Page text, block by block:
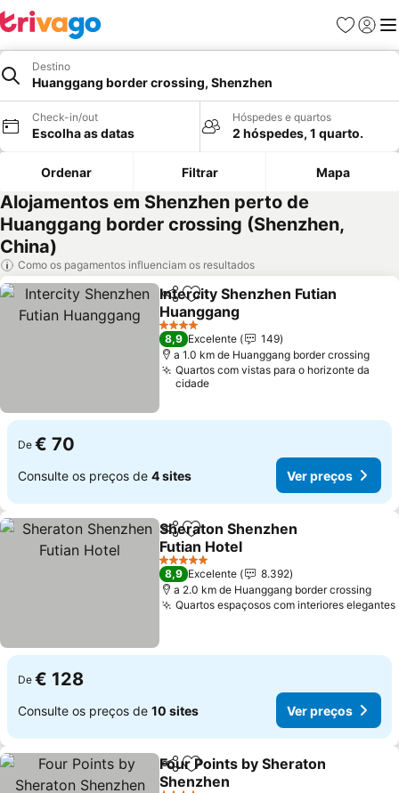
Favoritos
Iniciar
Destino
Huanggang border crossing, Shenzhen
Check-in/out
Escolha as datas
Hóspedes e quartos
2 hóspedes, 1 quarto.
Ordenar Filtrar Mapa
Alojamentos em Shenzhen perto de
Huanggang border crossing (Shenzhen,
China)
Como os pagamentos influenciam os resultados
PartilharAdicionar aos favoritos
Intercity Shenzhen Futian
Huanggang
4 Estrelas
8,9 Excelente
149
a 1.0 km de Huanggang border crossing
Quartos com vistas para o horizonte da
cidade
De € 70
Consulte os preços de 4 sites Ver preços
PartilharAdicionar aos favoritos
Sheraton Shenzhen
Futian Hotel
5 Estrelas
8,9 Excelente
8.392
a 2.0 km de Huanggang border crossing
Quartos espaçosos com interiores elegantes
De € 128
Consulte os preços de 10 sites Ver preços
PartilharAdicionar aos favoritos
Four Points by Sheraton
Shenzhen